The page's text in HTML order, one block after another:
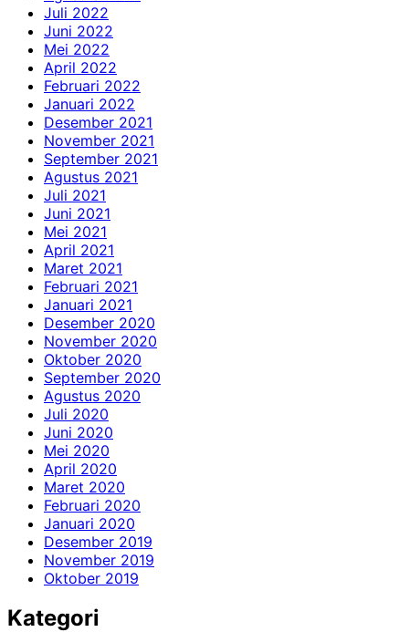
Juli 2022
Juni 2022
Mei 2022
April 2022
Februari 2022
Januari 2022
Desember 2021
November 2021
September 2021
Agustus 2021
Juli 2021
Juni 2021
Mei 2021
April 2021
Maret 2021
Februari 2021
Januari 2021
Desember 2020
November 2020
Oktober 2020
September 2020
Agustus 2020
Juli 2020
Juni 2020
Mei 2020
April 2020
Maret 2020
Februari 2020
Januari 2020
Desember 2019
November 2019
Oktober 2019
Kategori